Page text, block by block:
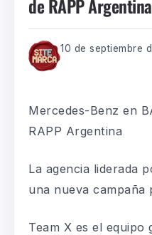
de RAPP Argentina
10 de septiembre
Mercedes-Benz en
RAPP Argentina
La agencia liderada
una nueva campaña
Team X es el equipo